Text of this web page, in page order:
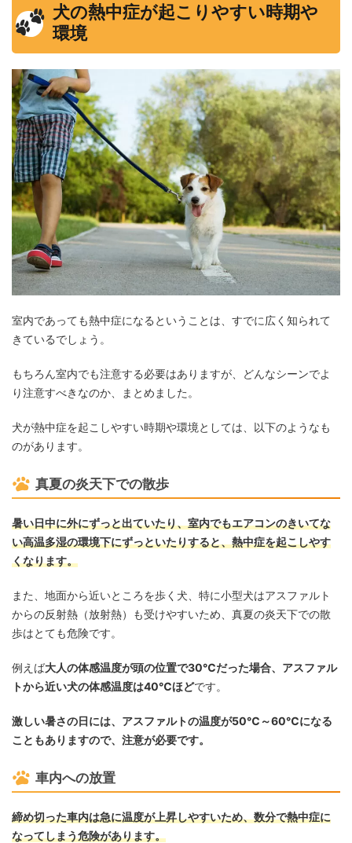
犬の熱中症が起こりやすい時期や
環境
室内であっても熱中症になるということは、すでに広く知られて
きているでしょう。
もちろん室内でも注意する必要はありますが、どんなシーンでよ
り注意すべきなのか、まとめました。
犬が熱中症を起こしやすい時期や環境としては、以下のようなも
のがあります。
真夏の炎天下での散歩
暑い日中に外にずっと出ていたり、室内でもエアコンのきいてな
い高温多湿の環境下にずっといたりすると、熱中症を起こしやす
くなります。
また、地面から近いところを歩く犬、特に小型犬はアスファルト
からの反射熱（放射熱）も受けやすいため、真夏の炎天下での散
歩はとても危険です。
例えば大人の体感温度が頭の位置で30℃だった場合、アスファル
トから近い犬の体感温度は40℃ほどです。
激しい暑さの日には、アスファルトの温度が50℃～60℃になる
こともありますので、注意が必要です。
車内への放置
締め切った車内は急に温度が上昇しやすいため、数分で熱中症に
なってしまう危険があります。